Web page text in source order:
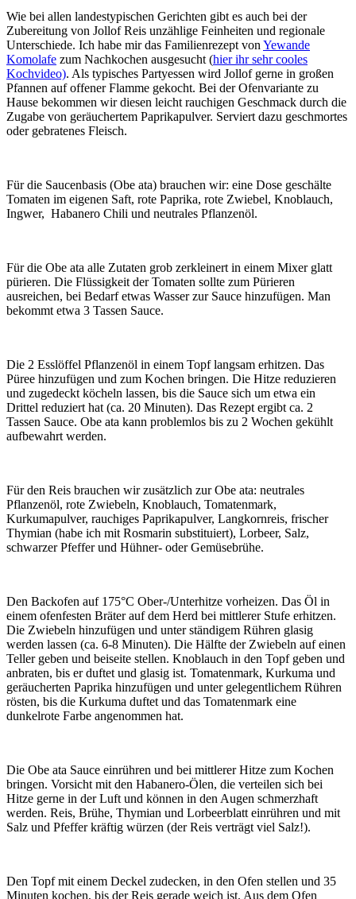
Wie bei allen landestypischen Gerichten gibt es auch bei der
Zubereitung von Jollof Reis unzählige Feinheiten und regionale
Unterschiede. Ich habe mir das Familienrezept von Yewande
Komolafe zum Nachkochen ausgesucht (hier ihr sehr cooles
Kochvideo). Als typisches Partyessen wird Jollof gerne in großen
Pfannen auf offener Flamme gekocht. Bei der Ofenvariante zu
Hause bekommen wir diesen leicht rauchigen Geschmack durch die
Zugabe von geräuchertem Paprikapulver. Serviert dazu geschmortes
oder gebratenes Fleisch.
Für die Saucenbasis (Obe ata) brauchen wir: eine Dose geschälte
Tomaten im eigenen Saft, rote Paprika, rote Zwiebel, Knoblauch,
Ingwer, Habanero Chili und neutrales Pflanzenöl.
Für die Obe ata alle Zutaten grob zerkleinert in einem Mixer glatt
pürieren. Die Flüssigkeit der Tomaten sollte zum Pürieren
ausreichen, bei Bedarf etwas Wasser zur Sauce hinzufügen. Man
bekommt etwa 3 Tassen Sauce.
Die 2 Esslöffel Pflanzenöl in einem Topf langsam erhitzen. Das
Püree hinzufügen und zum Kochen bringen. Die Hitze reduzieren
und zugedeckt köcheln lassen, bis die Sauce sich um etwa ein
Drittel reduziert hat (ca. 20 Minuten). Das Rezept ergibt ca. 2
Tassen Sauce. Obe ata kann problemlos bis zu 2 Wochen gekühlt
aufbewahrt werden.
Für den Reis brauchen wir zusätzlich zur Obe ata: neutrales
Pflanzenöl, rote Zwiebeln, Knoblauch, Tomatenmark,
Kurkumapulver, rauchiges Paprikapulver, Langkornreis, frischer
Thymian (habe ich mit Rosmarin substituiert), Lorbeer, Salz,
schwarzer Pfeffer und Hühner- oder Gemüsebrühe.
Den Backofen auf 175°C Ober-/Unterhitze vorheizen. Das Öl in
einem ofenfesten Bräter auf dem Herd bei mittlerer Stufe erhitzen.
Die Zwiebeln hinzufügen und unter ständigem Rühren glasig
werden lassen (ca. 6-8 Minuten). Die Hälfte der Zwiebeln auf einen
Teller geben und beiseite stellen. Knoblauch in den Topf geben und
anbraten, bis er duftet und glasig ist. Tomatenmark, Kurkuma und
geräucherten Paprika hinzufügen und unter gelegentlichem Rühren
rösten, bis die Kurkuma duftet und das Tomatenmark eine
dunkelrote Farbe angenommen hat.
Die Obe ata Sauce einrühren und bei mittlerer Hitze zum Kochen
bringen. Vorsicht mit den Habanero-Ölen, die verteilen sich bei
Hitze gerne in der Luft und können in den Augen schmerzhaft
werden. Reis, Brühe, Thymian und Lorbeerblatt einrühren und mit
Salz und Pfeffer kräftig würzen (der Reis verträgt viel Salz!).
Den Topf mit einem Deckel zudecken, in den Ofen stellen und 35
Minuten kochen, bis der Reis gerade weich ist. Aus dem Ofen